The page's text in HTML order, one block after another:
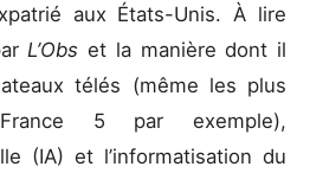
aux États-Unis. À lire
L’Obs et la manière dont il
télés (même les plus
5 par exemple),
(IA) et l’informatisation du